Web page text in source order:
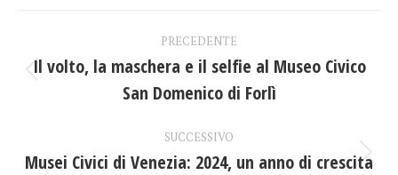
tra
post
PRECEDENTE
Post
precedente:
Il volto, la maschera e il selfie al Museo Civico
San Domenico di Forlì
SUCCESSIVO
Prossimo
Musei Civici di Venezia: 2024, un anno di crescita